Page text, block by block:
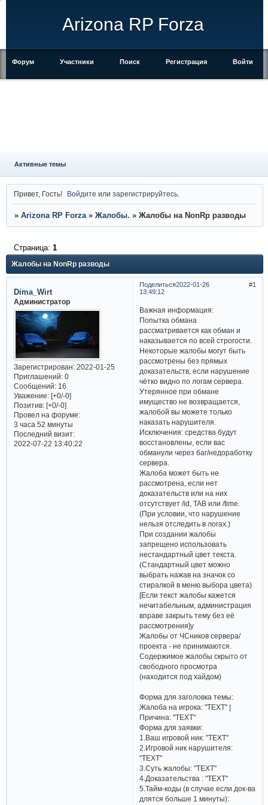
Arizona RP Forza
Форум Участники Поиск Регистрация Войти
Активные темы
Привет, Гость! Войдите илизарегистрируйтесь
» Arizona RP Forza » Жалобы. » Жалобы на NonRp разводы
Жалобы на NonRp разводы
Страница: 1
Поделиться 1
2022-01-26
13:49:12
Dima_Wirt
Администратор
Зарегистрирован: 2022-01-25
Приглашений:0
Сообщений:16
Уважение: [+0/-0]
Позитив: [+0/-0]
Провел на форуме:
3 часа 52 минуты
Последний визит:
2022-07-22 13:40:22
Важная информация:​
Попытка обмана
рассматривается как обман и
наказывается по всей строгости.
Некоторые жалобы могут быть
рассмотрены без прямых
доказательств, если нарушение
чётко видно по логам сервера.
Утерянное при обмане
имущество не возвращается,
жалобой вы можете только
наказать нарушителя.
Исключения: средства будут
восстановлены, если вас
обманули через баг/недоработку
сервера.
Жалоба может быть не
рассмотрена, если нет
доказательств или на них
отсутствует /id, TAB или /time.
(При условии, что нарушение
нельзя отследить в логах.)
При создании жалобы
запрещено использовать
нестандартный цвет текста.
(Стандартный цвет можно
выбрать нажав на значок со
стиралкой в меню выбора цвета)
[Если текст жалобы кажется
нечитабельным, администрация
вправе закрыть тему без её
рассмотрения]у
Жалобы от ЧСников сервера/
проекта - не принимаются.
Содержимое жалобы скрыто от
свободного просмотра
(находится под хайдом)
Форма для заголовка темы:
Жалоба на игрока: "TEXT" |
Причина: "TEXT"
Форма для заявки:
1.Ваш игровой ник: "TEXT"
2.Игровой ник нарушителя:
"TEXT"
3.Суть жалобы: "TEXT"
4.Доказательства : "TEXT"
5.Тайм-коды (в случае если док-ва
длятся больше 1 минуты):